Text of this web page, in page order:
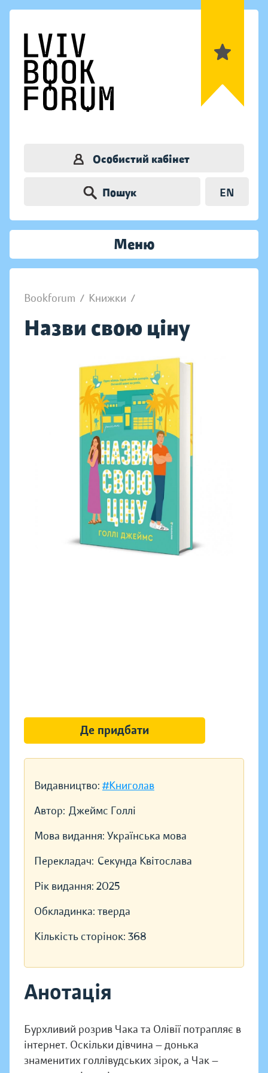
Особистий кабінет
Пошук EN
Меню
Bookforum / Книжки /
Назви свою ціну
Видавництво: #Книголав
Автор: Джеймс Голлі
Мова видання: Українська мова
Перекладач: Секунда Квітослава
Рік видання: 2025
Обкладинка: тверда
Кількість сторінок: 368
Анотація
Бурхливий розрив Чака та Олівії потрапляє в
інтернет. Оскільки дівчина — донька
знаменитих голлівудських зірок, а Чак —
Де придбати